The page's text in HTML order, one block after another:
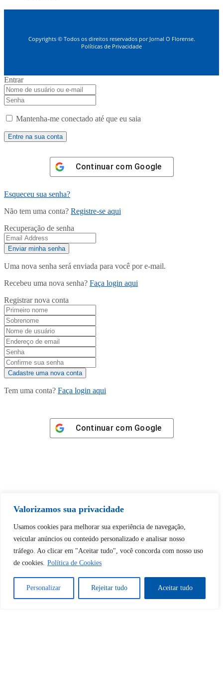
Valorizamos sua privacidade
Usamos cookies para melhorar sua experiência de navegação,
veicular anúncios ou conteúdo personalizado e analisar nosso
tráfego. Ao clicar em "Aceitar tudo", você concorda com nosso uso
de cookies. Política de Cookies
Personalizar Rejeitar tudo Aceitar tudo
Copyrights © Todos os direitos reservados por Jornal O Florense.
Políticas de Privacidade
Entrar
Mantenha-me conectado até que eu saia
Continuar com Google
Esqueceu sua senha?
Não tem uma conta? Registre-se aqui
Recuperação de senha
Uma nova senha será enviada para você por e-mail.
Recebeu uma nova senha? Faça login aqui
Registrar nova conta
Tem uma conta? Faça login aqui
Continuar com Google
desbloquear esta publicação?
Desbloquear esquerda : 0
Sim